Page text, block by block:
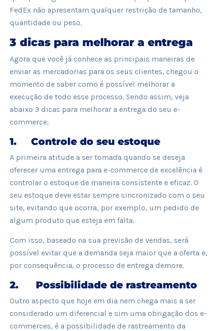
FedEx não apresentam qualquer restrição de tamanho,
quantidade ou peso.
3 dicas para melhorar a entrega
Agora que você já conhece as principais maneiras de
enviar as mercadorias para os seus clientes, chegou o
momento de saber como é possível melhorar a
execução de todo esse processo. Sendo assim, veja
abaixo 3 dicas para melhorar a entrega do seu e-
commerce:
1. Controle do seu estoque
A primeira atitude a ser tomada quando se deseja
oferecer uma entrega para e-commerce de excelência é
controlar o estoque de maneira consistente e eficaz. O
seu estoque deve estar sempre sincronizado com o seu
site, evitando que ocorra, por exemplo, um pedido de
algum produto que esteja em falta.
Com isso, baseado na sua previsão de vendas, será
possível evitar que a demanda seja maior que a oferta e,
por consequência, o processo de entrega demore.
2. Possibilidade de rastreamento
Outro aspecto que hoje em dia nem chega mais a ser
considerado um diferencial e sim uma obrigação dos e-
commerces, é a possibilidade de rastreamento da